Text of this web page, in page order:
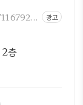
광고
층